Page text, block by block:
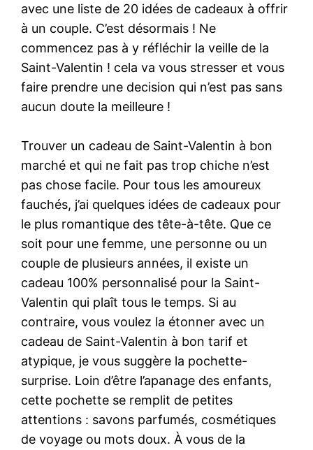
avec une liste de 20 idées de cadeaux à offrir
à un couple. C’est désormais ! Ne
commencez pas à y réfléchir la veille de la
Saint-Valentin ! cela va vous stresser et vous
faire prendre une decision qui n’est pas sans
aucun doute la meilleure !
Trouver un cadeau de Saint-Valentin à bon
marché et qui ne fait pas trop chiche n’est
pas chose facile. Pour tous les amoureux
fauchés, j’ai quelques idées de cadeaux pour
le plus romantique des tête-à-tête. Que ce
soit pour une femme, une personne ou un
couple de plusieurs années, il existe un
cadeau 100% personnalisé pour la Saint-
Valentin qui plaît tous le temps. Si au
contraire, vous voulez la étonner avec un
cadeau de Saint-Valentin à bon tarif et
atypique, je vous suggère la pochette-
surprise. Loin d’être l’apanage des enfants,
cette pochette se remplit de petites
attentions : savons parfumés, cosmétiques
de voyage ou mots doux. À vous de la